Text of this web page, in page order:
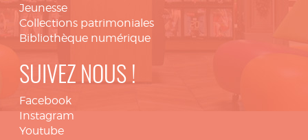
Jeunesse
Collections patrimoniales
Bibliothèque numérique
SUIVEZ NOUS !
Facebook
Instagram
Youtube